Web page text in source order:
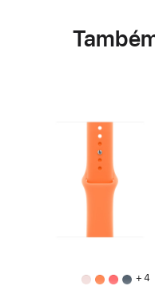
+ 4